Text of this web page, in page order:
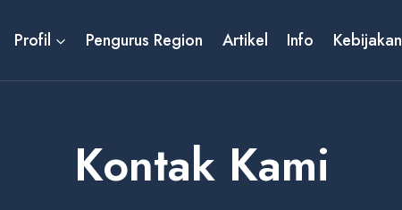
Profil Pengurus Region Artikel Info
Kontak Kami